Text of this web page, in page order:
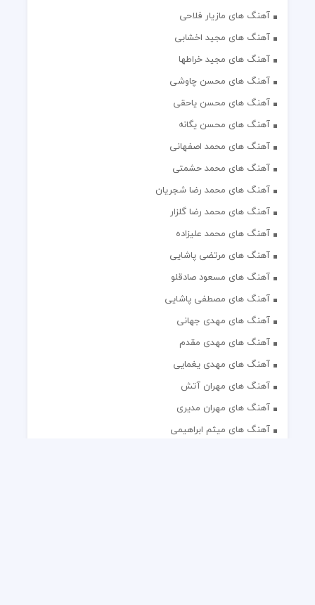
آهنگ های مازیار فلاحی
آهنگ های مجید اخشابی
آهنگ های مجید خراطها
آهنگ های محسن چاوشی
آهنگ های محسن یاحقی
آهنگ های محسن یگانه
آهنگ های محمد اصفهانی
آهنگ های محمد حشمتی
آهنگ های محمد رضا شجریان
آهنگ های محمد رضا گلزار
آهنگ های محمد علیزاده
آهنگ های مرتضی پاشایی
آهنگ های مسعود صادقلو
آهنگ های مصطفی پاشایی
آهنگ های مهدی جهانی
آهنگ های مهدی مقدم
آهنگ های مهدی یغمایی
آهنگ های مهران آتش
آهنگ های مهران مدیری
آهنگ های میثم ابراهیمی